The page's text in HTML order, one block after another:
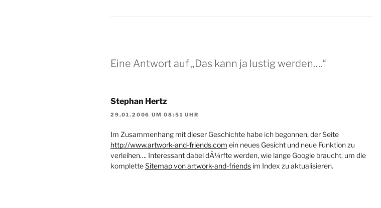
Eine Antwort auf „Das kann ja lustig werden….“
Stephan Hertz
29.01.2006 UM 08:51 UHR
Im Zusammenhang mit dieser Geschichte habe ich begonnen, der Seite
http://www.artwork-and-friends.com ein neues Gesicht und neue Funktion zu
verleihen…. Interessant dabei dÃ¼rfte werden, wie lange Google braucht, um die
kompletteSitemap von artwork-and-friends im Index zu aktualisieren.